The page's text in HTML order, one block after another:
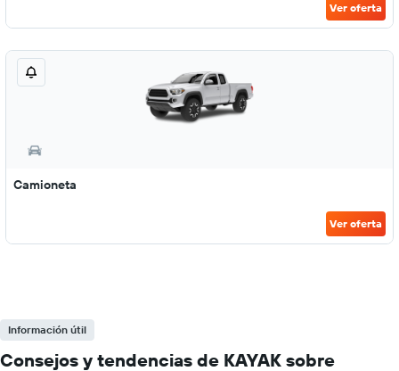
Ver oferta
Camioneta
Ver oferta
Información útil
Consejos y tendencias de KAYAK sobre